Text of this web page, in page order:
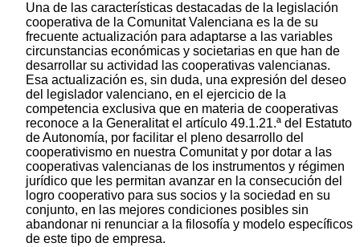
Una de las características destacadas de la legislación
cooperativa de la Comunitat Valenciana es la de su
frecuente actualización para adaptarse a las variables
circunstancias económicas y societarias en que han de
desarrollar su actividad las cooperativas valencianas.
Esa actualización es, sin duda, una expresión del deseo
del legislador valenciano, en el ejercicio de la
competencia exclusiva que en materia de cooperativas
reconoce a la Generalitat el artículo 49.1.21.ª del Estatuto
de Autonomía, por facilitar el pleno desarrollo del
cooperativismo en nuestra Comunitat y por dotar a las
cooperativas valencianas de los instrumentos y régimen
jurídico que les permitan avanzar en la consecución del
logro cooperativo para sus socios y la sociedad en su
conjunto, en las mejores condiciones posibles sin
abandonar ni renunciar a la filosofía y modelo específicos
de este tipo de empresa.